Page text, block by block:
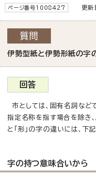
ページ番号1008427 更新
質問
伊勢型紙と伊勢形紙の字
回答
市としては、固有名詞など
指定名称を指す場合を除き、
と「形」の字の違いには、下
字の持つ意味合いから